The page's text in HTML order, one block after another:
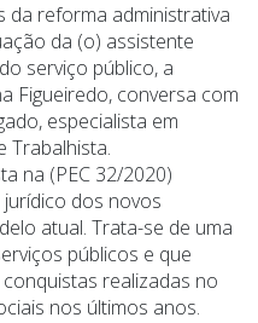
da reforma administrativa
da (o) assistente
serviço público, a
Figueiredo, conversa com
especialista em
Trabalhista.
na (PEC 32/2020)
dos novos
atual. Trata-se de uma
públicos e que
realizadas no
nos últimos anos.